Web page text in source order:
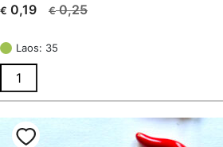
€0,25
Algne
oli:
€ 0,25.
€ 0,19
Current
is:
€ 0,19.
Laos: 35